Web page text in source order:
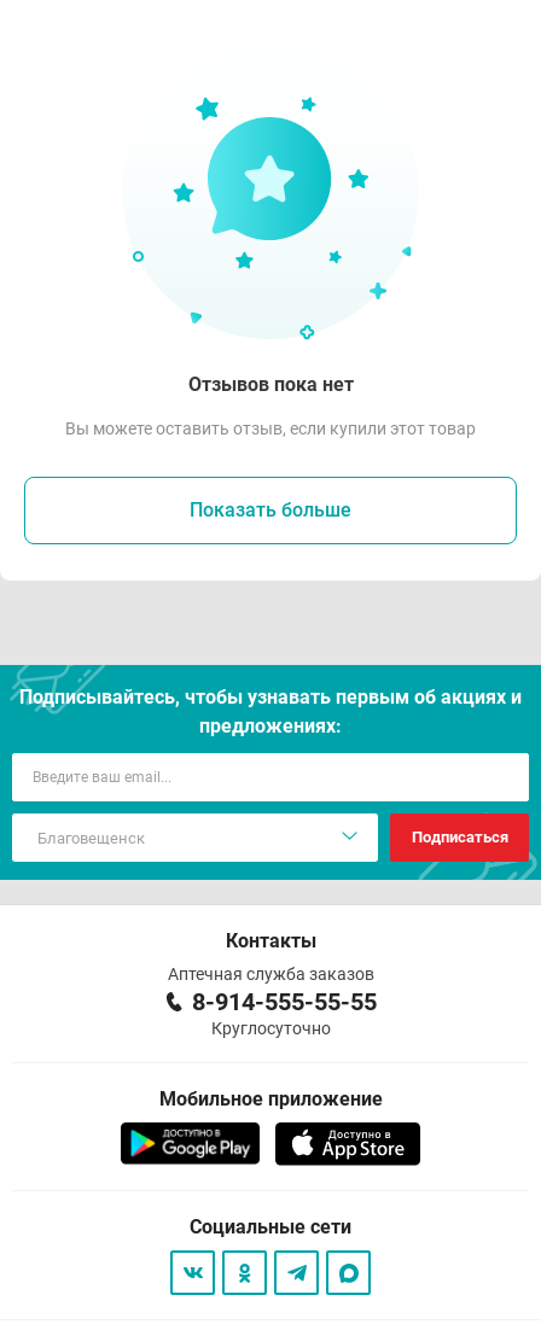
Отзывов пока нет
Вы можете оставить отзыв, если купили этот товар
Показать больше
Подписывайтесь, чтобы узнавать первым об акцияx и
предложениях:
Подписаться
Контакты
Аптечная служба заказов
8-914-555-55-55
Круглосуточно
Мобильное приложение
Социальные сети